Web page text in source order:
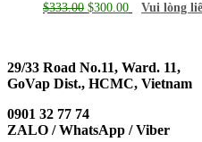
$333.00 $300.00 Vui lòng
29/33 Road No.11, Ward. 11,
GoVap Dist., HCMC, Vietnam
0901 32 77 74
ZALO / WhatsApp / Viber